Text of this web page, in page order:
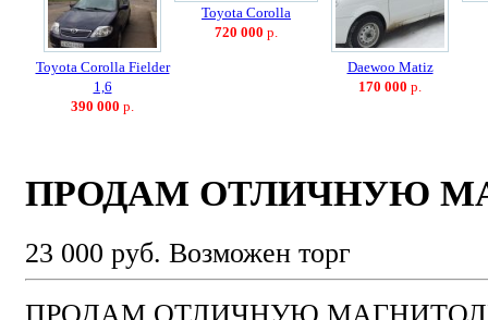
Toyota Corolla Fielder
1,6
390 000 р.
Toyota Corolla
720 000 р.
Daewoo Matiz
170 000 р.
ПРОДАМ ОТЛИЧНУЮ
23 000 руб. Возможен торг